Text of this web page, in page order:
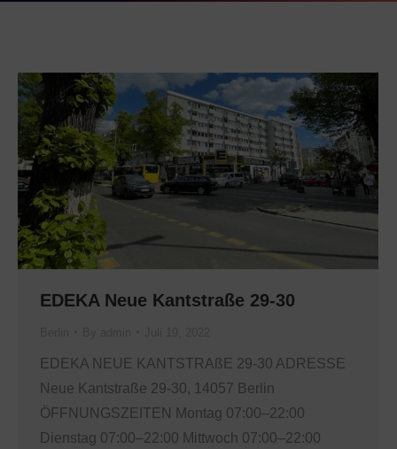
EDEKA Neue Kantstraße 29-30
EDEKA NEUE KANTSTRAßE 29-30 ADRESSE
Neue Kantstraße 29-30, 14057 Berlin
ÖFFNUNGSZEITEN Montag 07:00–22:00
Dienstag 07:00–22:00 Mittwoch 07:00–22:00